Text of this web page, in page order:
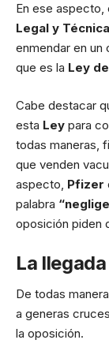
En ese aspecto,
Legal y Técnica
enmendar en un
que es la Ley
Cabe destacar
esta Ley para
todas maneras,
que venden
aspecto, Pfizer
palabra
oposición piden
La
De todas
a generas
la oposición.